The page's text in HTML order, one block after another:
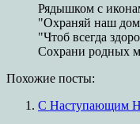
Рядышком с
"Охраняй наш
"Чтоб всегда
Сохрани родных
Похожие посты:
С Наступающим